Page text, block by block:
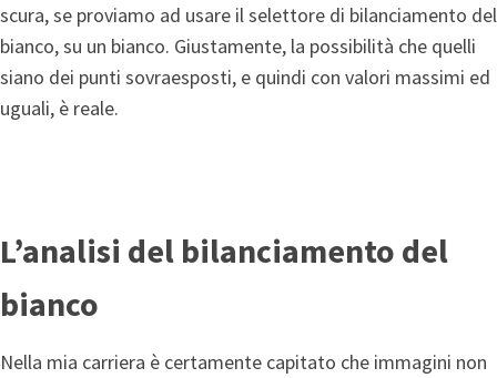
scura, se proviamo ad usare il selettore di bilanciamento del
bianco, su un bianco. Giustamente, la possibilità che quelli
siano dei punti sovraesposti, e quindi con valori massimi ed
uguali, è reale.
L’analisi del bilanciamento del
bianco
Nella mia carriera è certamente capitato che immagini non